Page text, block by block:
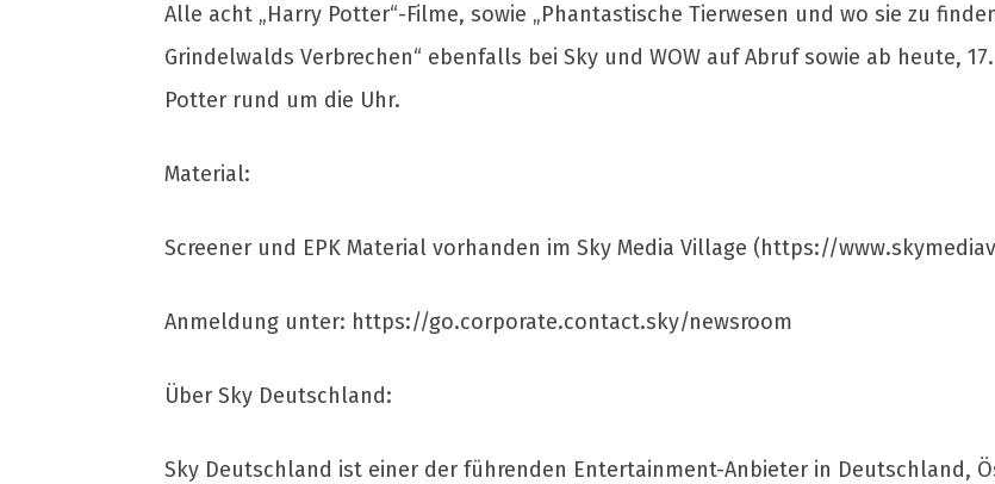
Alle acht „Harry Potter“-Filme, sowie „Phantastische Tierwesen und wo sie zu
Grindelwalds Verbrechen“ ebenfalls bei Sky und WOW auf Abruf sowie ab heute,
Potter rund um die Uhr.
Material:
Screener und EPK Material vorhanden im Sky Media Village (https://
Anmeldung unter: https://go.corporate.contact.sky/newsroom
Über Sky Deutschland:
Sky Deutschland ist einer der führenden Entertainment-Anbieter in Deutschland,